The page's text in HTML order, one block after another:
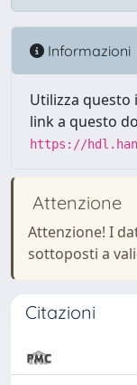
Informazioni
Utilizza
link a questo
https://
Attenzione
Attenzione! I
sottoposti a
Citazioni